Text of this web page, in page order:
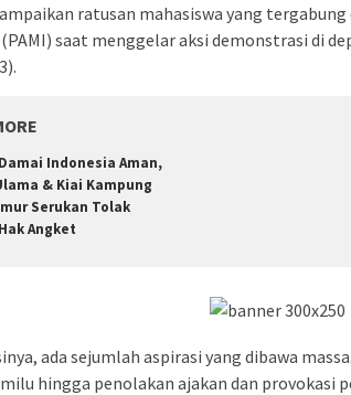
ratusan mahasiswa yang
saat menggelar aksi demonstrasi di
Indonesia Aman,
& Kiai Kampung
Serukan Tolak
Angket
ada sejumlah aspirasi yang dibawa
hingga penolakan ajakan dan provokasi